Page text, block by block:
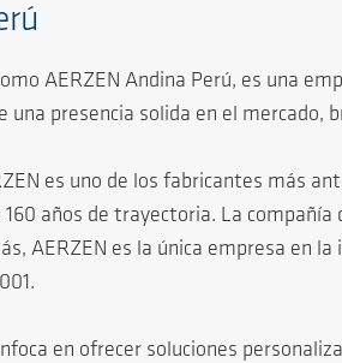
AERZEN Andina Perú, es una
presencia solida en el mercado,
es uno de los fabricantes más
160 años de trayectoria. La
AERZEN es la única empresa en
en ofrecer soluciones